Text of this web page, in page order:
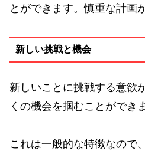
とができます。慎重な計画
新しい挑戦と機会
新しいことに挑戦する意欲
くの機会を掴むことができ
これは一般的な特徴なので